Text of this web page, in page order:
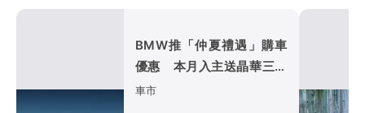
BMW推「仲夏禮遇」購車
優惠 本月入主送晶華三天
兩夜、低月付5,900元起
車市